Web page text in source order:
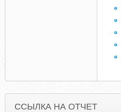
ССЫЛКА НА ОТЧЕТ